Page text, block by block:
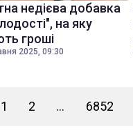
недієва добавка
на яку
гроші
2025, 09:30
1 2 ... 6852